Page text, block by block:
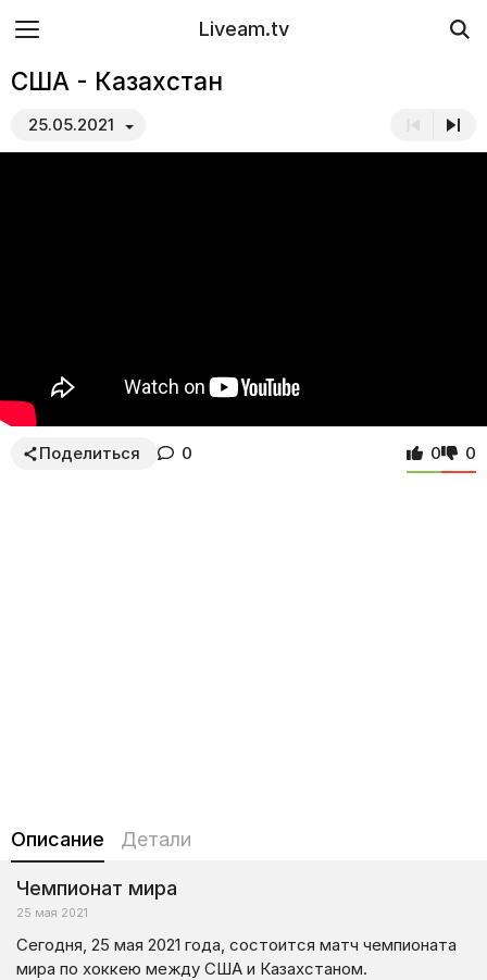
Liveam.tv
США - Казахстан
25.05.2021
Поделиться 0 0 0
Описание Детали
Чемпионат мира
25 мая 2021
Сегодня, 25 мая 2021 года, состоится матч чемпионата
мира по хоккею между США и Казахстаном.